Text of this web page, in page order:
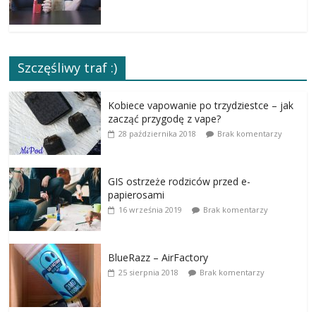
Szczęśliwy traf :)
Kobiece vapowanie po trzydziestce – jak
zacząć przygodę z vape?
28 października 2018 Brak komentarzy
GIS ostrzeże rodziców przed e-
papierosami
16 września 2019 Brak komentarzy
BlueRazz – AirFactory
25 sierpnia 2018 Brak komentarzy